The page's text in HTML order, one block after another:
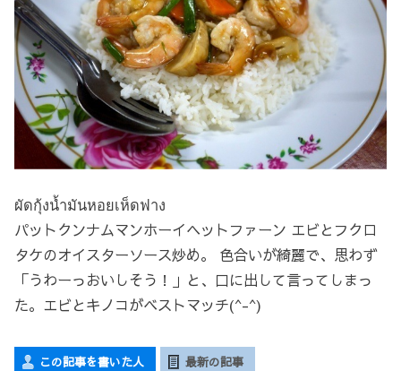
ผัดกุ้งนํ้ามันหอยเห็ดฟาง
パットクンナムマンホーイヘットファーン エビとフクロ
タケのオイスターソース炒め。 色合いが綺麗で、思わず
「うわーっおいしそう！」と、口に出して言ってしまっ
た。エビとキノコがベストマッチ(^-^)
この記事を書いた人 最新の記事